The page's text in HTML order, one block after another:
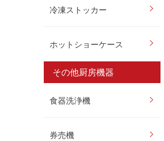
冷凍ストッカー
ホットショーケース
その他厨房機器
食器洗浄機
券売機